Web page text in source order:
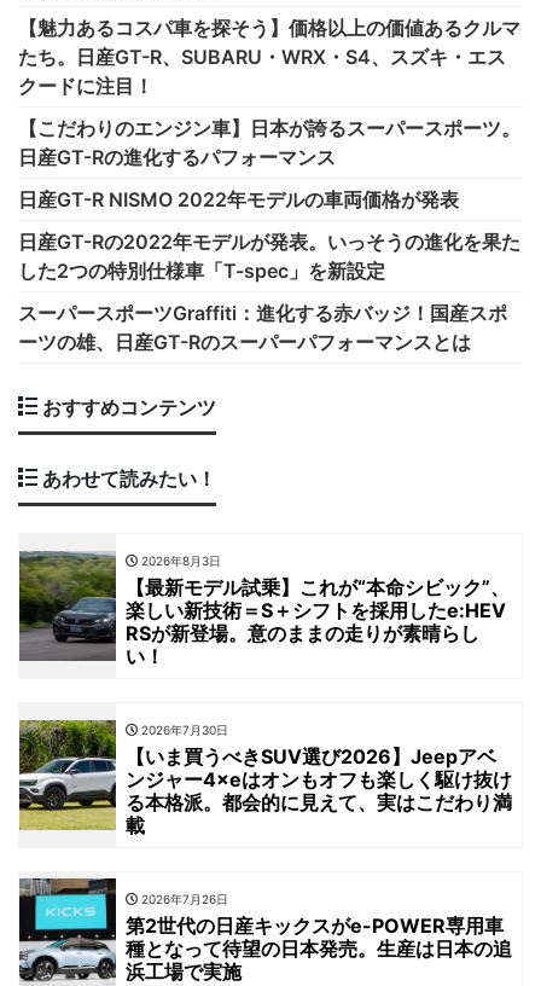
【魅力あるコスパ車を探そう】価格以上の価値あるクルマ
たち。日産GT-R、SUBARU・WRX・S4、スズキ・エス
クードに注目！
【こだわりのエンジン車】日本が誇るスーパースポーツ。
日産GT-Rの進化するパフォーマンス
日産GT-R NISMO 2022年モデルの車両価格が発表
日産GT-Rの2022年モデルが発表。いっそうの進化を果た
した2つの特別仕様車「T-spec」を新設定
スーパースポーツGraffiti：進化する赤バッジ！国産スポ
ーツの雄、日産GT-Rのスーパーパフォーマンスとは
おすすめコンテンツ
あわせて読みたい！
2026年8月3日
【最新モデル試乗】これが“本命シビック”、
楽しい新技術＝S＋シフトを採用したe:HEV
RSが新登場。意のままの走りが素晴らし
い！
2026年7月30日
【いま買うべきSUV選び2026】Jeepアベ
ンジャー4×eはオンもオフも楽しく駆け抜け
る本格派。都会的に見えて、実はこだわり満
載
2026年7月26日
第2世代の日産キックスがe-POWER専用車
種となって待望の日本発売。生産は日本の追
浜工場で実施